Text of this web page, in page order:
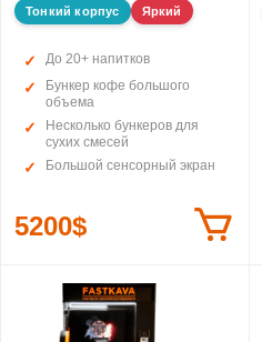
Тонкий корпус Яркий
До 20+ напитков
Бункер кофе большого
объема
Несколько бункеров для
сухих смесей
Большой сенсорный экран
5200$